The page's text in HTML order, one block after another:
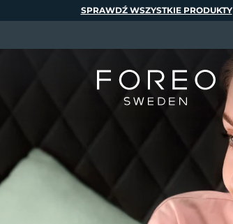
SPRAWDŹ WSZYSTKIE PRODUKTY